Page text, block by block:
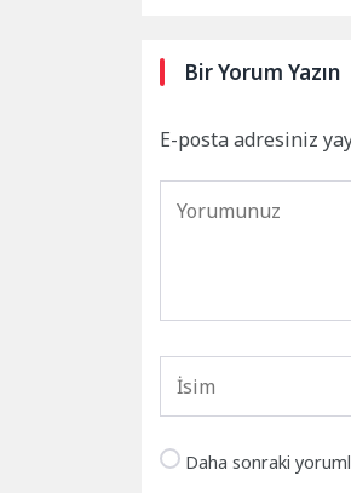
Bir Yorum Yazın
E-posta adresiniz
Daha sonraki